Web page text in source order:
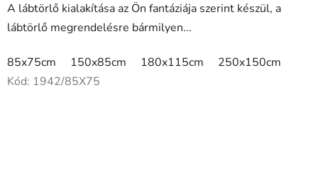
A lábtörlő kialakítása az Ön fantáziája szerint készül, a
lábtörlő megrendelésre bármilyen...
85x75cm 150x85cm 180x115cm
250x150cm
Kód: 1942/85X75